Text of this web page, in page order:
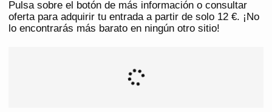
Pulsa sobre el botón de más información o consultar
oferta para adquirir tu entrada a partir de solo 12 €. ¡No
lo encontrarás más barato en ningún otro sitio!